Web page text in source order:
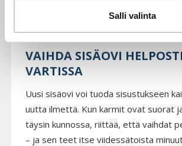
Salli valinta
VAIHDA SISÄOVI HELPOSTI
VARTISSA
Uusi sisäovi voi tuoda sisustukseen
uutta ilmettä. Kun karmit ovat suorat
täysin kunnossa, riittää, että vaihdat
– ja sen teet itse viidessätoista